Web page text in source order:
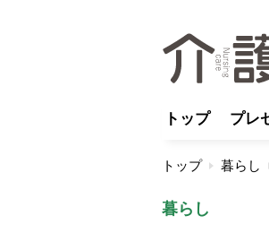
トップ プレ
トップ 暮らし
暮らし